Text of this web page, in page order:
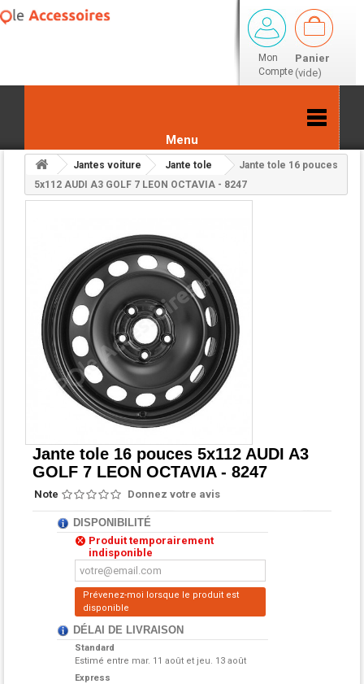
Mon
Compte
Panier
(vide)
Menu
Jantes voiture Jante tole
Jante tole 16 pouces
5x112 AUDI A3 GOLF 7 LEON OCTAVIA - 8247Retour aux résultats
Jante tole 16 pouces 5x112 AUDI A3
GOLF 7 LEON OCTAVIA - 8247
Note Donnez votre avis
DISPONIBILITÉ
Produit temporairement
indisponible
Prévenez-moi lorsque le produit est
disponible
DÉLAI DE LIVRAISON
Standard
Estimé entre mar. 11 août et jeu. 13 août
Express